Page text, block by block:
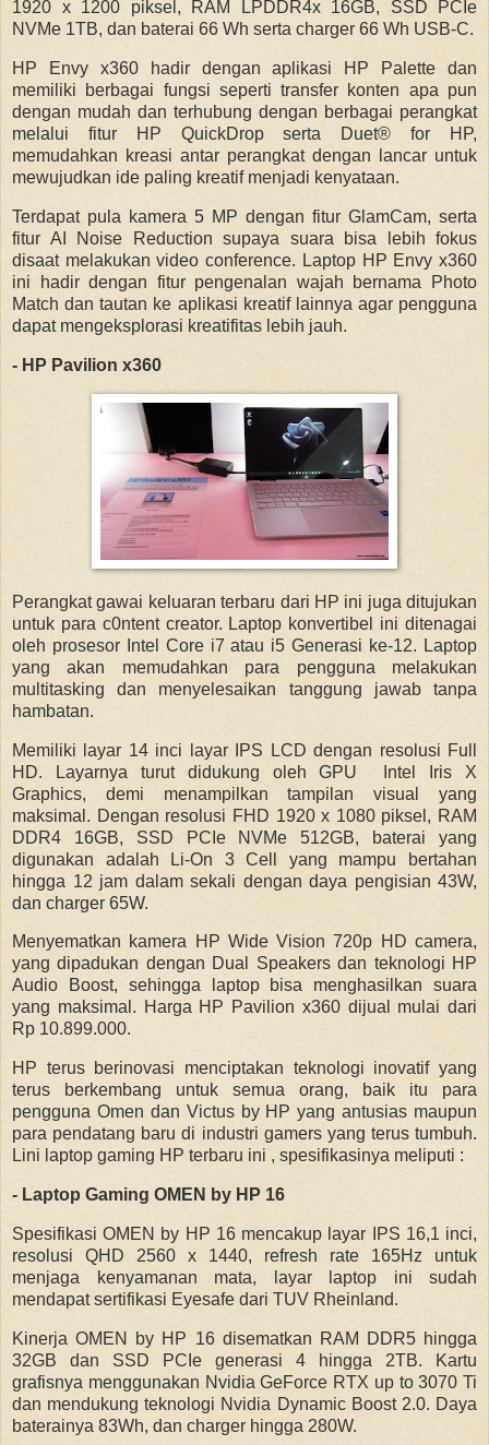
1920 x 1200 piksel, RAM LPDDR4x 16GB, SSD PCIe
NVMe 1TB, dan baterai 66 Wh serta charger 66 Wh USB-C.
HP Envy x360 hadir dengan aplikasi HP Palette dan
memiliki berbagai fungsi seperti transfer konten apa pun
dengan mudah dan terhubung dengan berbagai perangkat
melalui fitur HP QuickDrop serta Duet® for HP,
memudahkan kreasi antar perangkat dengan lancar untuk
mewujudkan ide paling kreatif menjadi kenyataan.
Terdapat pula kamera 5 MP dengan fitur GlamCam, serta
fitur AI Noise Reduction supaya suara bisa lebih fokus
disaat melakukan video conference. Laptop HP Envy x360
ini hadir dengan fitur pengenalan wajah bernama Photo
Match dan tautan ke aplikasi kreatif lainnya agar pengguna
dapat mengeksplorasi kreatifitas lebih jauh.
- HP Pavilion x360
Perangkat gawai keluaran terbaru dari HP ini juga ditujukan
untuk para c0ntent creator. Laptop konvertibel ini ditenagai
oleh prosesor Intel Core i7 atau i5 Generasi ke-12. Laptop
yang akan memudahkan para pengguna melakukan
multitasking dan menyelesaikan tanggung jawab tanpa
hambatan.
Memiliki layar 14 inci layar IPS LCD dengan resolusi Full
HD. Layarnya turut didukung oleh GPU Intel Iris X
Graphics, demi menampilkan tampilan visual yang
maksimal. Dengan resolusi FHD 1920 x 1080 piksel, RAM
DDR4 16GB, SSD PCIe NVMe 512GB, baterai yang
digunakan adalah Li-On 3 Cell yang mampu bertahan
hingga 12 jam dalam sekali dengan daya pengisian 43W,
dan charger 65W.
Menyematkan kamera HP Wide Vision 720p HD camera,
yang dipadukan dengan Dual Speakers dan teknologi HP
Audio Boost, sehingga laptop bisa menghasilkan suara
yang maksimal. Harga HP Pavilion x360 dijual mulai dari
Rp 10.899.000.
HP terus berinovasi menciptakan teknologi inovatif yang
terus berkembang untuk semua orang, baik itu para
pengguna Omen dan Victus by HP yang antusias maupun
para pendatang baru di industri gamers yang terus tumbuh.
Lini laptop gaming HP terbaru ini , spesifikasinya meliputi :
- Laptop Gaming OMEN by HP 16
Spesifikasi OMEN by HP 16 mencakup layar IPS 16,1 inci,
resolusi QHD 2560 x 1440, refresh rate 165Hz untuk
menjaga kenyamanan mata, layar laptop ini sudah
mendapat sertifikasi Eyesafe dari TUV Rheinland.
Kinerja OMEN by HP 16 disematkan RAM DDR5 hingga
32GB dan SSD PCIe generasi 4 hingga 2TB. Kartu
grafisnya menggunakan Nvidia GeForce RTX up to 3070 Ti
dan mendukung teknologi Nvidia Dynamic Boost 2.0. Daya
baterainya 83Wh, dan charger hingga 280W.